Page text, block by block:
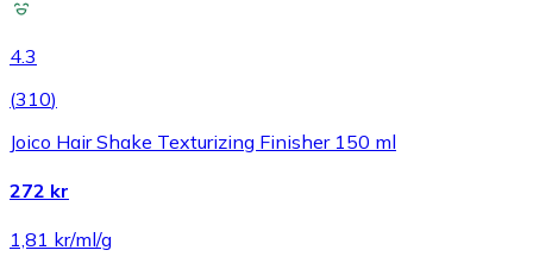
4.3
(310)
Joico Hair Shake Texturizing Finisher 150 ml
272 kr
1,81 kr/ml/g